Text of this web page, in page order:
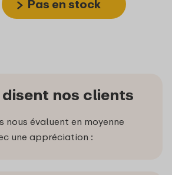
Pas en stock
disent nos clients
nous évaluent en moyenne
une appréciation :